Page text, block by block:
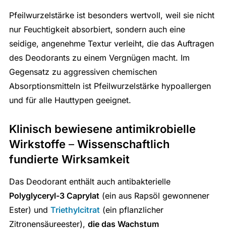
Pfeilwurzelstärke ist besonders wertvoll, weil sie nicht
nur Feuchtigkeit absorbiert, sondern auch eine
seidige, angenehme Textur verleiht, die das Auftragen
des Deodorants zu einem Vergnügen macht. Im
Gegensatz zu aggressiven chemischen
Absorptionsmitteln ist Pfeilwurzelstärke hypoallergen
und für alle Hauttypen geeignet.
Klinisch bewiesene antimikrobielle
Wirkstoffe –Wissenschaftlich
fundierte Wirksamkeit
Das Deodorant enthält auch antibakterielle
Polyglyceryl-3 Caprylat(ein aus Rapsöl gewonnener
Ester) und Triethylcitrat(ein pflanzlicher
Zitronensäureester), die das Wachstum